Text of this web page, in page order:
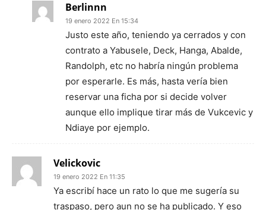
Berlinnn
19 enero 2022 En 15:34
Justo este año, teniendo ya cerrados y con
contrato a Yabusele, Deck, Hanga, Abalde,
Randolph, etc no habría ningún problema
por esperarle. Es más, hasta vería bien
reservar una ficha por si decide volver
aunque ello implique tirar más de Vukcevic y
Ndiaye por ejemplo.
Velickovic
19 enero 2022 En 11:35
Ya escribí hace un rato lo que me sugería su
traspaso, pero aun no se ha publicado. Y eso